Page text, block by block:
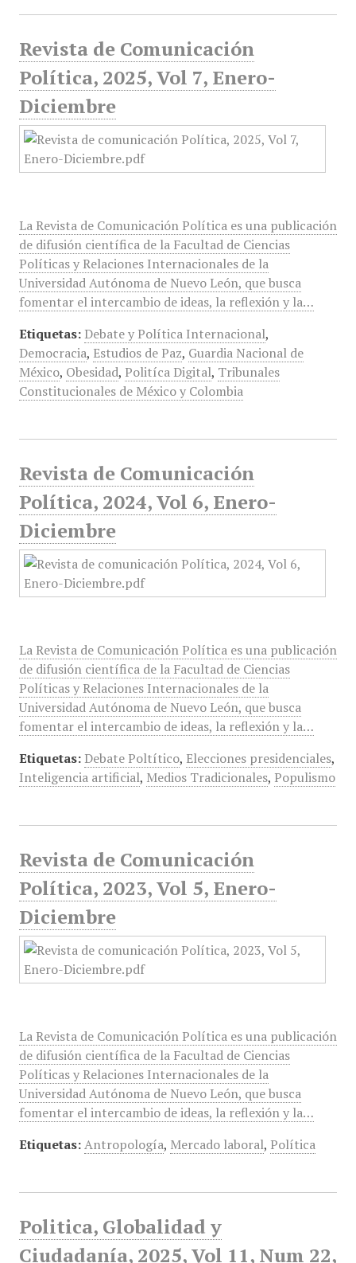
Revista de Comunicación
Política, 2025, Vol 7, Enero-
Diciembre
La Revista de Comunicación Política es una publicación
de difusión científica de la Facultad de Ciencias
Políticas y Relaciones Internacionales de la
Universidad Autónoma de Nuevo León, que busca
fomentar el intercambio de ideas, la reflexión y la…
Etiquetas: Debate y Política Internacional,
Democracia, Estudios de Paz, Guardia Nacional de
México, Obesidad, Politíca Digital, Tribunales
Constitucionales de México y Colombia
Revista de Comunicación
Política, 2024, Vol 6, Enero-
Diciembre
La Revista de Comunicación Política es una publicación
de difusión científica de la Facultad de Ciencias
Políticas y Relaciones Internacionales de la
Universidad Autónoma de Nuevo León, que busca
fomentar el intercambio de ideas, la reflexión y la…
Etiquetas: Debate Poltítico, Elecciones presidenciales,
Inteligencia artificial, Medios Tradicionales, Populismo
Revista de Comunicación
Política, 2023, Vol 5, Enero-
Diciembre
La Revista de Comunicación Política es una publicación
de difusión científica de la Facultad de Ciencias
Políticas y Relaciones Internacionales de la
Universidad Autónoma de Nuevo León, que busca
fomentar el intercambio de ideas, la reflexión y la…
Etiquetas: Antropología, Mercado laboral, Política
Politica, Globalidad y
Ciudadanía, 2025, Vol 11, Num 22,